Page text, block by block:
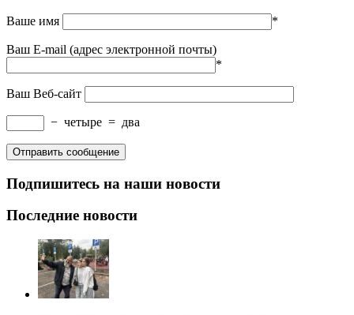
Ваше имя *
Ваш E-mail (адрес электронной почты)
*
Ваш Веб-сайт
− четыре = два
Подпишитесь на наши новости
Последние новости